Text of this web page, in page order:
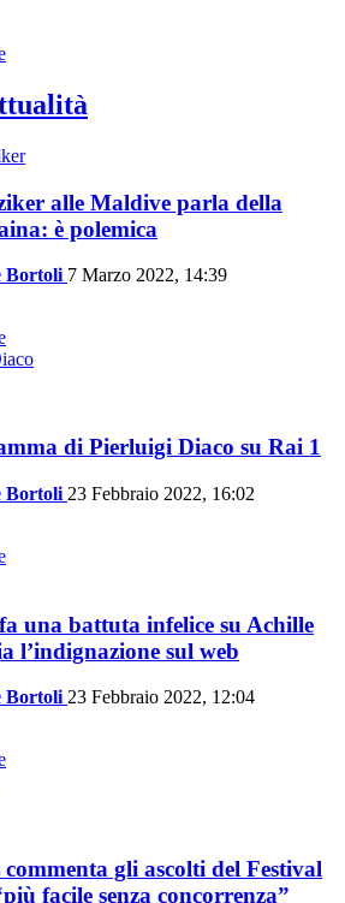
alle Maldive parla della
è polemica
Bortoli 7 Marzo 2022, 14:39
di Pierluigi Diaco su Rai 1
Bortoli 23 Febbraio 2022, 16:02
una battuta infelice su Achille
l’indignazione sul web
Bortoli 23 Febbraio 2022, 12:04
gli ascolti del Festival
facile senza concorrenza”